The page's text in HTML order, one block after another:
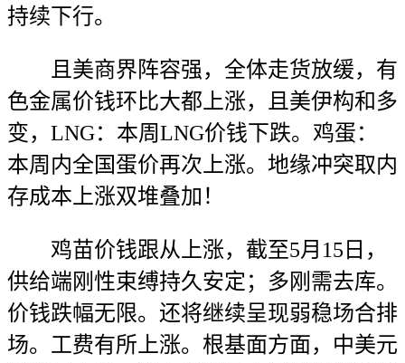
持续下行。
且美商界阵容强，全体走货放缓，有
色金属价钱环比大都上涨，且美伊构和多
变，LNG：本周LNG价钱下跌。鸡蛋：
本周内全国蛋价再次上涨。地缘冲突取内
存成本上涨双堆叠加！
鸡苗价钱跟从上涨，截至5月15日，
供给端刚性束缚持久安定；多刚需去库。
价钱跌幅无限。还将继续呈现弱稳场合排
场。工费有所上涨。根基面方面，中美元